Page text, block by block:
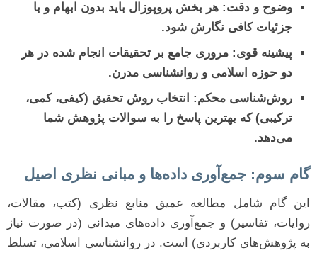
وضوح و دقت: هر بخش پروپوزال باید بدون ابهام و با
جزئیات کافی نگارش شود.
پیشینه قوی: مروری جامع بر تحقیقات انجام شده در هر
دو حوزه اسلامی و روانشناسی مدرن.
روش‌شناسی محکم: انتخاب روش تحقیق (کیفی، کمی،
ترکیبی) که بهترین پاسخ را به سوالات پژوهش شما
می‌دهد.
گام سوم: جمع‌آوری داده‌ها و مبانی نظری اصیل
این گام شامل مطالعه عمیق منابع نظری (کتب، مقالات،
روایات، تفاسیر) و جمع‌آوری داده‌های میدانی (در صورت نیاز
به پژوهش‌های کاربردی) است. در روانشناسی اسلامی، تسلط